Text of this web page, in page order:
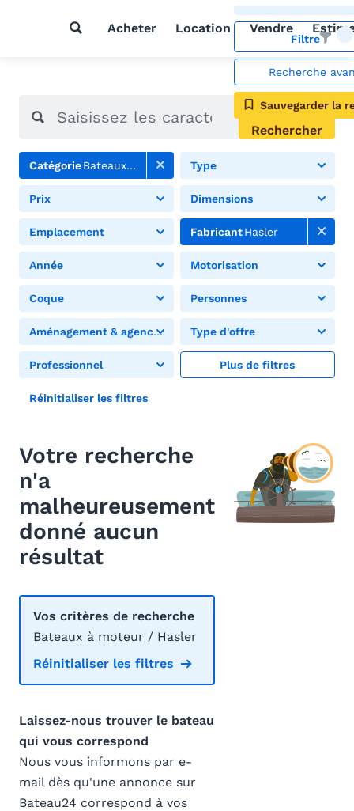
Acheter Location Vendre
Filtre
Recherche
Sauvegarder la
Rechercher
CatégorieBateaux à moteur Type
Prix Dimensions
Emplacement FabricantHasler
Année Motorisation
Coque Personnes
Aménagement & agencement Type d'offre
Professionnel Plus de filtres
Réinitialiser les filtres
Votre recherche
n'a
malheureusement
donné aucun
résultat
Vos critères de recherche
Bateaux à moteur / Hasler
Réinitialiser les filtres
Laissez-nous trouver le bateau
qui vous correspond
Nous vous informons par e-
mail dès qu'une annonce sur
Bateau24 correspond à vos